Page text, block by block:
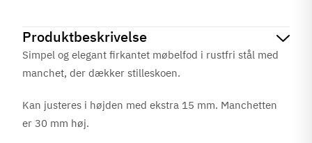
Produktbeskrivelse
Simpel og elegant firkantet møbelfod i rustfri stål med
manchet, der dækker stilleskoen.
Kan justeres i højden med ekstra 15 mm. Manchetten
er 30 mm høj.